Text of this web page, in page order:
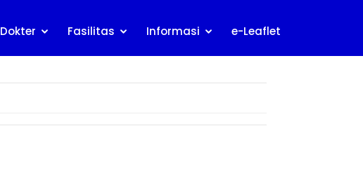
Dokter Fasilitas Informasi e-Leaflet